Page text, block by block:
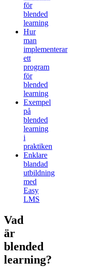
för
blended
learning
Hur
man
implementerar
ett
program
för
blended
learning
Exempel
på
blended
learning
i
praktiken
Enklare
blandad
utbildning
med
Easy
LMS
Vad
är
blended
learning?